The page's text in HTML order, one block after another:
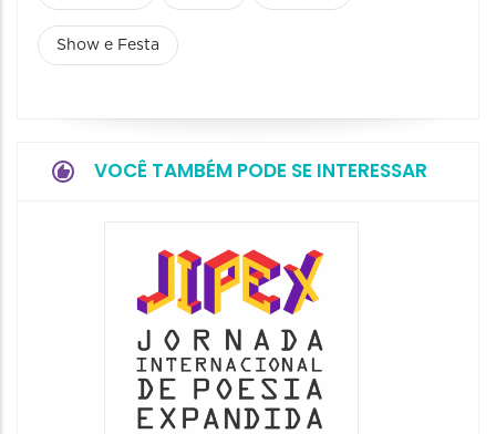
Show e Festa
VOCÊ TAMBÉM PODE SE INTERESSAR